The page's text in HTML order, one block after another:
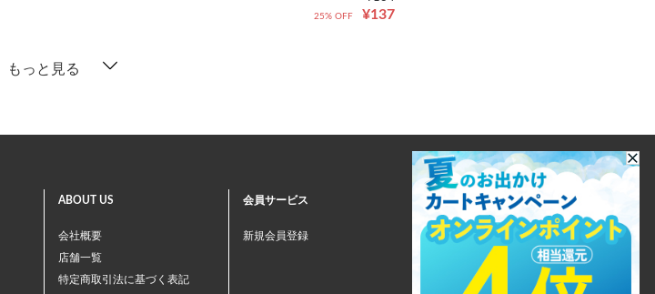
¥137
25% OFF
もっと見る
ABOUT US
会社概要
店舗一覧
特定商取引法に基づく表記
会員サービス
新規会員登録